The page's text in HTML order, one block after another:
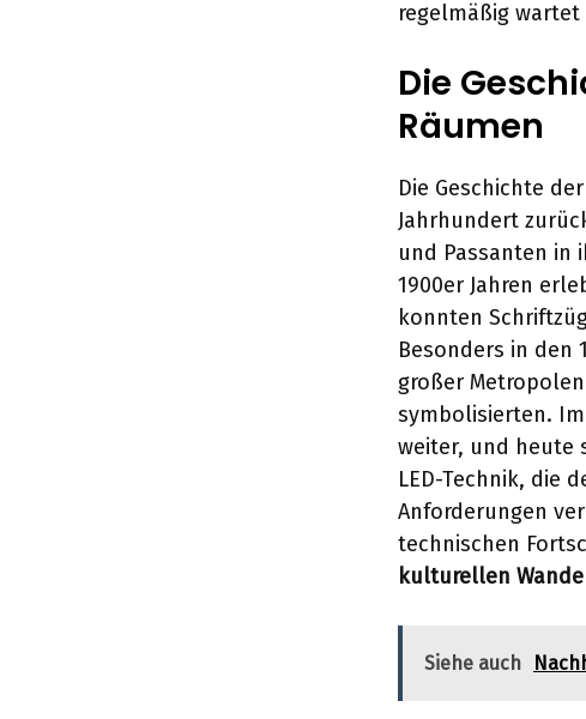
regelmäßig
Die
Räumen
Die Geschichte
Jahrhundert
und Passanten in
1900er Jahren
konnten
Besonders in den
großer
symbolisierten.
weiter, und heute
LED-Technik, die
Anforderungen
technischen
kulturellen
Siehe auch